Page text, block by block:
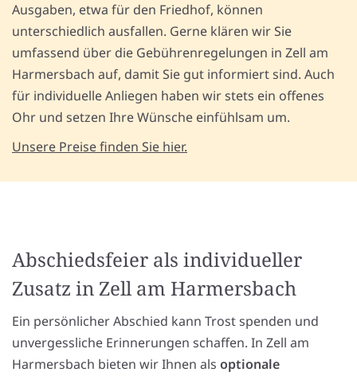
Ausgaben, etwa für den Friedhof, können
unterschiedlich ausfallen. Gerne klären wir Sie
umfassend über die Gebührenregelungen in Zell am
Harmersbach auf, damit Sie gut informiert sind. Auch
für individuelle Anliegen haben wir stets ein offenes
Ohr und setzen Ihre Wünsche einfühlsam um.
Unsere Preise finden Sie hier.
Abschiedsfeier als individueller
Zusatz in Zell am Harmersbach
Ein persönlicher Abschied kann Trost spenden und
unvergessliche Erinnerungen schaffen. In Zell am
Harmersbach bieten wir Ihnen als optionale